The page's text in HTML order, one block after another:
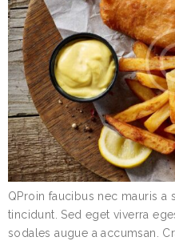
QProin faucibus nec mauris a
tincidunt. Sed eget viverra
sodales augue a accumsan.